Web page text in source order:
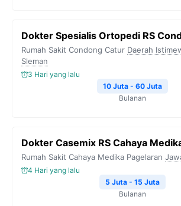
Dokter Spesialis Ortopedi RS
Rumah Sakit Condong Catur Daerah
Sleman
3 Hari yang lalu
10 Juta - 60 Juta
Bulanan
Dokter Casemix RS Cahaya
Rumah Sakit Cahaya Medika Pagelaran
4 Hari yang lalu
5 Juta - 15 Juta
Bulanan